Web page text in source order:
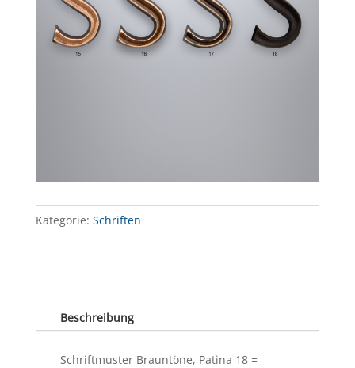
Kategorie: Schriften
Beschreibung
Schriftmuster Brauntöne, Patina 18 =